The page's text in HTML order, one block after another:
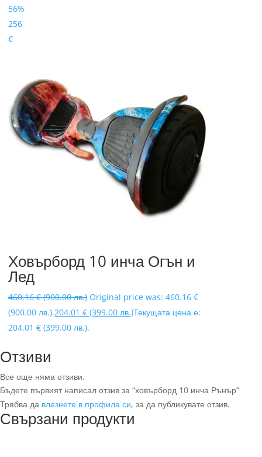
56%
256
€
Ховърборд 10 инча Огън и
Лед
460.16€ (900.00 лв.) Original price was: 460.16 €
(900.00 лв.).204.01 € (399.00 лв.)Текущата цена е:
204.01 € (399.00 лв.).
Отзиви
Все още няма отзиви.
Бъдете първият написал отзив за “ховърборд 10 инча Рънър”
Трябва да влезнете в профила си, за да публикувате отзив.
Свързани продукти